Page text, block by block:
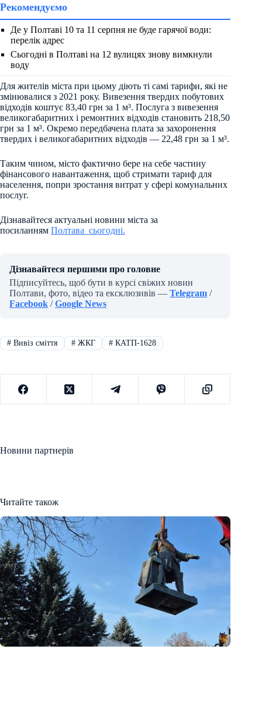
Рекомендуємо
Де у Полтаві 10 та 11 серпня не буде гарячої води:
перелік адрес
Сьогодні в Полтаві на 12 вулицях знову вимкнули
воду
Для жителів міста при цьому діють ті самі тарифи, які не
змінювалися з 2021 року. Вивезення твердих побутових
відходів коштує 83,40 грн за 1 м³. Послуга з вивезення
великогабаритних і ремонтних відходів становить 218,50
грн за 1 м³. Окремо передбачена плата за захоронення
твердих і великогабаритних відходів — 22,48 грн за 1 м³.
Таким чином, місто фактично бере на себе частину
фінансового навантаження, щоб стримати тариф для
населення, попри зростання витрат у сфері комунальних
послуг.
Дізнавайтеся актуальні новини міста за
посиланням Полтава_сьогодні.
Дізнавайтеся першими про головне
Підписуйтесь, щоб бути в курсі свіжих новин
Полтави, фото, відео та ексклюзивів — Telegram /
Facebook /Google News
#Вивіз сміття #ЖКГ # КАТП-1628
Новини партнерів
Читайте також